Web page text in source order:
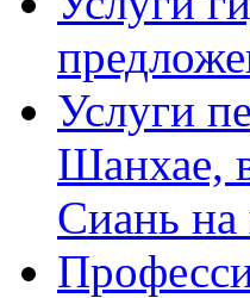
Услуги
Шанхае,
Сиань на